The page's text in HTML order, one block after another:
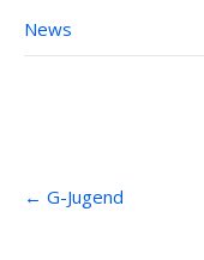
News
navigation
← G-Jugend